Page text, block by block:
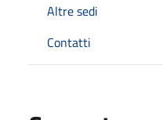
Altre sedi
Contatti